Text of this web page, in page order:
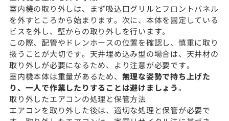
室内機の取り外しは、まず吸込口グリルとフロントパネル
を外すところから始まります。次に、本体を固定している
ビスを外し、壁からの取り外しを行います。
この際、配管やドレンホースの位置を確認し、慎重に取り
扱うことが大切です。天井埋め込み型の場合は、天井材の
取り外しが必要になるため、より注意が必要です。
室内機本体は重量があるため、 無理な姿勢で持ち上げた
り、一人で作業したりすることは避けましょう。
取り外したエアコンの処理と保管方法
エアコンを取り外した後は、適切な処理と保管が必要で